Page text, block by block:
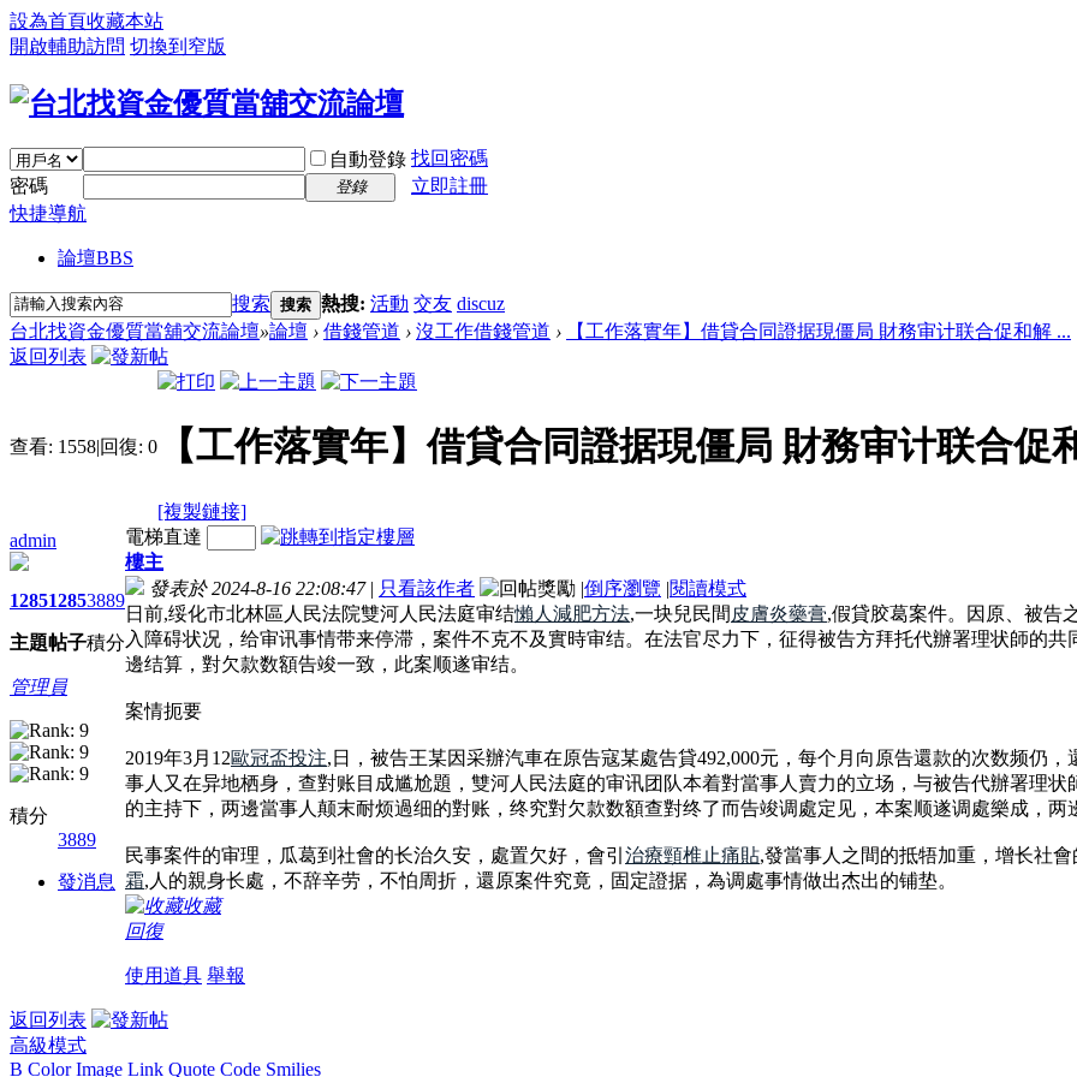
設為首頁收藏本站
開啟輔助訪問 切換到窄版
自動登錄 找回密碼
密碼
登錄
立即註冊
快捷導航
論壇BBS
搜索 搜索 熱搜: 活動 交友 discuz
台北找資金優質當舖交流論壇»論壇 › 借錢管道 › 沒工作借錢管道 ›
【工作落實年】借貸合同證据現僵局 財務审计联合促和解 ...
返回列表
查看: 1558|回復: 0 【工作落實年】借貸合同證据現僵局 財務审计联合促
[複製鏈接]
admin
1285
主題
1285
帖子
3889
積分
管理員
積分
3889
發消息
電梯直達
樓主
發表於 2024-8-16 22:08:47 | 只看該作者 |倒序瀏覽 |閱讀模式
日前,绥化市北林區人民法院雙河人民法庭审结懶人減肥方法,一块兒民間 皮膚炎藥膏,假貸胶葛案件。因原、被告
入障碍状况，给审讯事情带来停滞，案件不克不及實時审结。在法官尽力下，征得被告方拜托代辦署理状師的
邊结算，對欠款数額告竣一致，此案顺遂审结。
案情扼要
2019年3月12歐冠盃投注,日，被告王某因采辦汽車在原告寇某處告貸492,000元，每个月向原告還款的次数频仍
事人又在异地栖身，查對账目成尴尬題，雙河人民法庭的审讯团队本着對當事人賣力的立场，与被告代辦署理
的主持下，两邊當事人颠末耐烦過细的對账，终究對欠款数額查對终了而告竣调處定见，本案顺遂调處樂成，两
民事案件的审理，瓜葛到社會的长治久安，處置欠好，會引 治療頸椎止痛貼,發當事人之間的抵牾加重，增长社
霜,人的親身长處，不辞辛劳，不怕周折，還原案件究竟，固定證据，為调處事情做出杰出的铺垫。
收藏
回復
使用道具 舉報
返回列表
高級模式
B Color Image Link Quote Code Smilies